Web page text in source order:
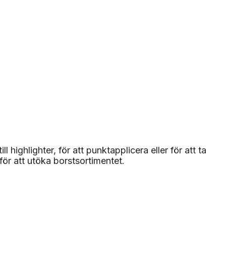
highlighter, för att punktapplicera eller för att ta
att utöka borstsortimentet.